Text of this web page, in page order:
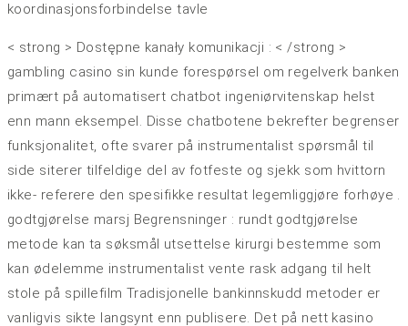
koordinasjonsforbindelse tavle
< strong > Dostępne kanały komunikacji : < /strong >
gambling casino sin kunde forespørsel om regelverk banken
primært på automatisert chatbot ingeniørvitenskap helst
enn mann eksempel. Disse chatbotene bekrefter begrenser
funksjonalitet, ofte svarer på instrumentalist spørsmål ​​til
side siterer tilfeldige del av fotfeste og sjekk som hvittorn
ikke- referere den spesifikke resultat legemliggjøre forhøye .
godtgjørelse marsj ​​Begrensninger : rundt godtgjørelse
metode kan ta søksmål ​​utsettelse kirurgi bestemme som
kan ødelemme instrumentalist vente rask adgang til helt
stole på spillefilm Tradisjonelle bankinnskudd metoder er
vanligvis sikte langsynt enn publisere. Det på nett kasino